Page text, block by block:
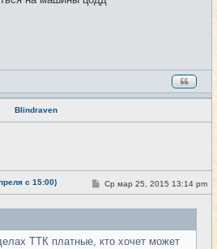
Blindraven
с 15:00) #12
С
о
е
н
Ср мар 25, 2015 13:14 pm
ТТК платные, кто хочет может